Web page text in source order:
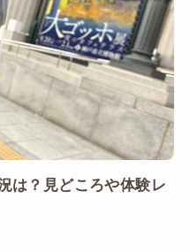
は？見どころや体験レ